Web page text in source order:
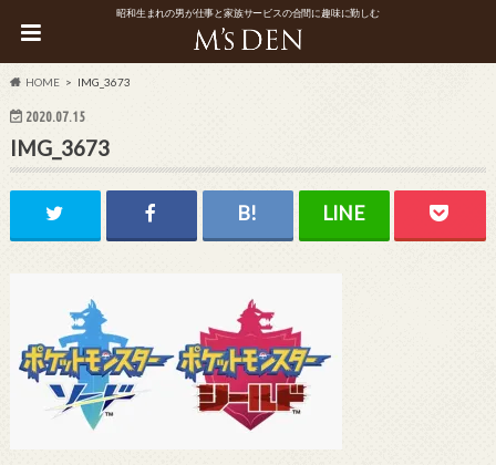
昭和生まれの男が仕事と家族サービスの合間に趣味に勤しむ
HOME IMG_3673
2020.07.15
IMG_3673